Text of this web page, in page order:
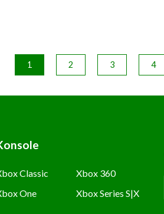
1 2 3 4
Classic
Xbox 360
One
Xbox Series S|X